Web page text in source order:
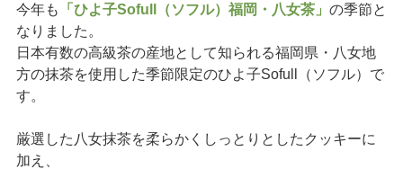
今年も 「ひよ子Sofull（ソフル）福岡・八女茶」 の季節と
なりました。
日本有数の高級茶の産地として知られる福岡県・八女地
方の抹茶を使用した季節限定のひよ子Sofull（ソフル）で
す。
厳選した八女抹茶を柔らかくしっとりとしたクッキーに
加え、